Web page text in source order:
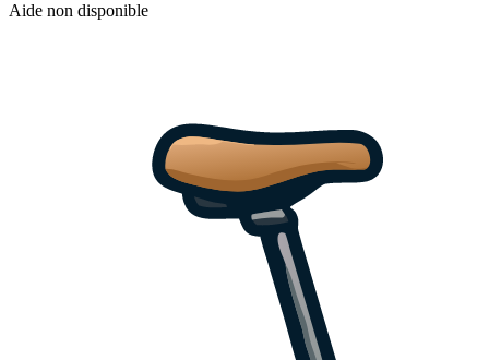
Aide non disponible